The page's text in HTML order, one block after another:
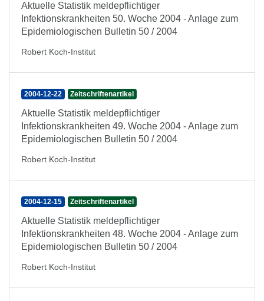
Aktuelle Statistik meldepflichtiger
Infektionskrankheiten 50. Woche 2004 - Anlage zum
Epidemiologischen Bulletin 50 / 2004
Robert Koch-Institut
2004-12-22 Zeitschriftenartikel
Aktuelle Statistik meldepflichtiger
Infektionskrankheiten 49. Woche 2004 - Anlage zum
Epidemiologischen Bulletin 50 / 2004
Robert Koch-Institut
2004-12-15 Zeitschriftenartikel
Aktuelle Statistik meldepflichtiger
Infektionskrankheiten 48. Woche 2004 - Anlage zum
Epidemiologischen Bulletin 50 / 2004
Robert Koch-Institut